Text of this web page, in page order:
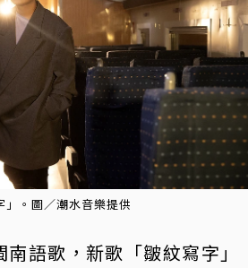
。圖／潮水音樂提供
語歌，新歌「皺紋寫字」